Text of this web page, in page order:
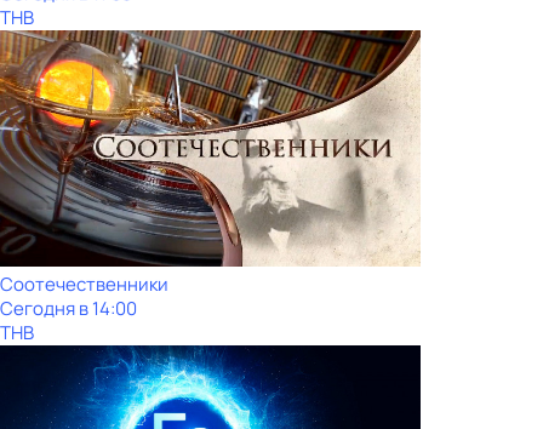
ТНВ
Соотечественники
Сегодня в 14:00
ТНВ